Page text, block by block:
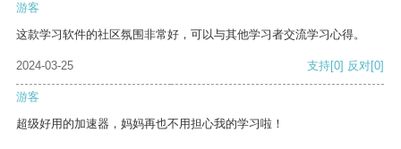
游客
这款学习软件的社区氛围非常好，可以与其他学习者交流学习心得。
2024-03-25 支持[0] 反对[0]
游客
超级好用的加速器，妈妈再也不用担心我的学习啦！